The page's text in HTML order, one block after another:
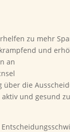
zu mehr
und
an
über die
und gesund